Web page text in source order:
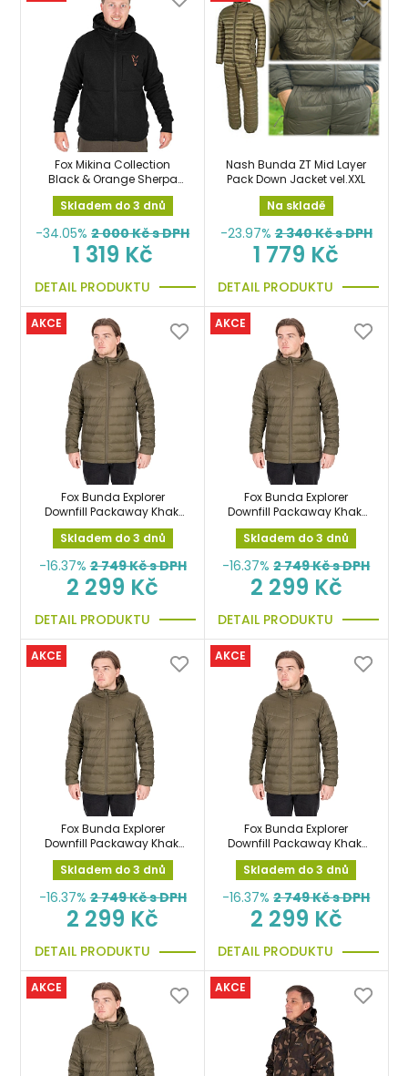
Fox Mikina Collection
Black & Orange Sherpa
Jacket vel.XXXL bunda
Skladem do 3 dnů
-34.05% 2 000Kč s DPH
1 319 Kč
DETAIL PRODUKTU
Nash Bunda ZT Mid Layer
Pack Down Jacket vel.XXL
Na skladě
-23.97% 2 340Kč s DPH
1 779 Kč
DETAIL PRODUKTU
AKCE
Fox Bunda Explorer
Downfill Packaway Khaki
Jacket 2XL
Skladem do 3 dnů
-16.37% 2 749Kč s DPH
2 299 Kč
DETAIL PRODUKTU
AKCE
Fox Bunda Explorer
Downfill Packaway Khaki
Jacket 3XL
Skladem do 3 dnů
-16.37% 2 749Kč s DPH
2 299 Kč
DETAIL PRODUKTU
AKCE
Fox Bunda Explorer
Downfill Packaway Khaki
Jacket L
Skladem do 3 dnů
-16.37% 2 749Kč s DPH
2 299 Kč
DETAIL PRODUKTU
AKCE
Fox Bunda Explorer
Downfill Packaway Khaki
Jacket M
Skladem do 3 dnů
-16.37% 2 749Kč s DPH
2 299 Kč
DETAIL PRODUKTU
AKCE AKCE